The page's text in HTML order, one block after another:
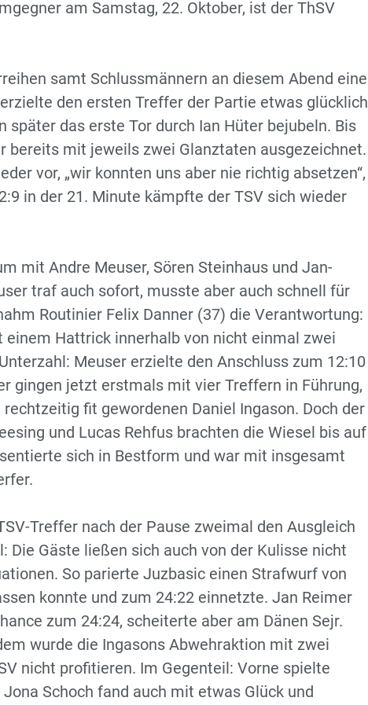
am Samstag, 22. Oktober, ist der ThSV
samt Schlussmännern an diesem Abend eine
den ersten Treffer der Partie etwas glücklich
das erste Tor durch Ian Hüter bejubeln. Bis
bereits mit jeweils zwei Glanztaten ausgezeichnet.
vor, „wir konnten uns aber nie richtig absetzen“,
in der 21. Minute kämpfte der TSV sich wieder
mit Andre Meuser, Sören Steinhaus und Jan-
traf auch sofort, musste aber auch schnell für
Routinier Felix Danner (37) die Verantwortung:
Hattrick innerhalb von nicht einmal zwei
Meuser erzielte den Anschluss zum 12:10
gingen jetzt erstmals mit vier Treffern in Führung,
fit gewordenen Daniel Ingason. Doch der
und Lucas Rehfus brachten die Wiesel bis auf
sich in Bestform und war mit insgesamt
Treffer nach der Pause zweimal den Ausgleich
Gäste ließen sich auch von der Kulisse nicht
So parierte Juzbasic einen Strafwurf von
konnte und zum 24:22 einnetzte. Jan Reimer
zum 24:24, scheiterte aber am Dänen Sejr.
wurde die Ingasons Abwehraktion mit zwei
nicht profitieren. Im Gegenteil: Vorne spielte
Schoch fand auch mit etwas Glück und